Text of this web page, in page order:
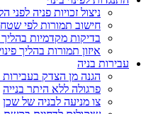
ניצול זכויות פניה
חישוב תמורות לפי שטח
בדיקות מקדמיות בהליך
איזון תמורות בהליך
עבירות בניה
הגנה מן הצדק בעבירות
פרגולה ללא היתר בנייה
צו מניעה לבניה של שכן